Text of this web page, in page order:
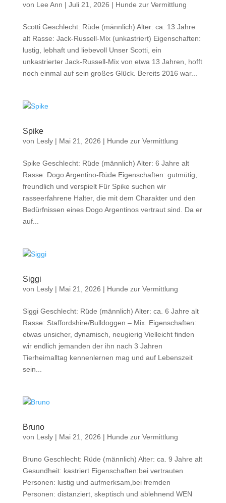
von Lee Ann | Juli 21, 2026 | Hunde zur Vermittlung
Scotti Geschlecht: Rüde (männlich) Alter: ca. 13 Jahre
alt Rasse: Jack-Russell-Mix (unkastriert) Eigenschaften:
lustig, lebhaft und liebevoll Unser Scotti, ein
unkastrierter Jack-Russell-Mix von etwa 13 Jahren, hofft
noch einmal auf sein großes Glück. Bereits 2016 war...
Spike
von Lesly| Mai 21, 2026 | Hunde zur Vermittlung
Spike Geschlecht: Rüde (männlich) Alter: 6 Jahre alt
Rasse: Dogo Argentino-Rüde Eigenschaften: gutmütig,
freundlich und verspielt Für Spike suchen wir
rasseerfahrene Halter, die mit dem Charakter und den
Bedürfnissen eines Dogo Argentinos vertraut sind. Da er
auf...
Siggi
von Lesly| Mai 21, 2026 | Hunde zur Vermittlung
Siggi Geschlecht: Rüde (männlich) Alter: ca. 6 Jahre alt
Rasse: Staffordshire/Bulldoggen – Mix. Eigenschaften:
etwas unsicher, dynamisch, neugierig Vielleicht finden
wir endlich jemanden der ihn nach 3 Jahren
Tierheimalltag kennenlernen mag und auf Lebenszeit
sein...
Bruno
von Lesly| Mai 21, 2026 | Hunde zur Vermittlung
Bruno Geschlecht: Rüde (männlich) Alter: ca. 9 Jahre alt
Gesundheit: kastriert Eigenschaften:bei vertrauten
Personen: lustig und aufmerksam,bei fremden
Personen: distanziert, skeptisch und ablehnend WEN